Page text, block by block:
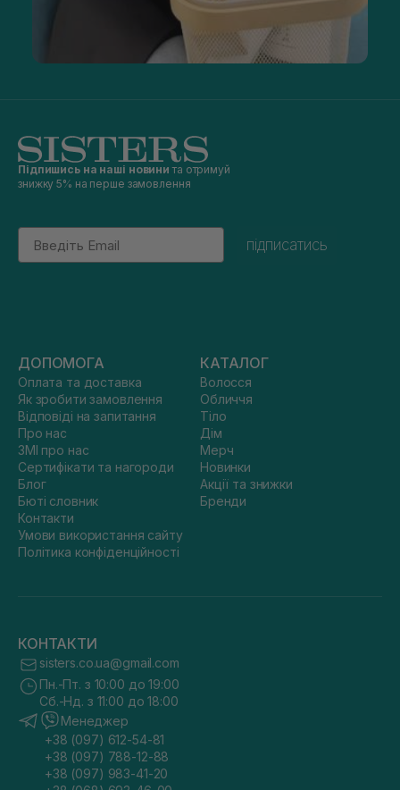
Підпишись на наші новини та отримуй
знижку 5% на перше замовлення
Email
підписатись
ДОПОМОГА
Оплата та доставка
Як зробити замовлення
Відповіді на запитання
Про нас
ЗМІ про нас
Сертифікати та нагороди
Блог
Бюті словник
Контакти
Умови використання сайту
Політика конфіденційності
КАТАЛОГ
Волосся
Обличчя
Тіло
Дім
Мерч
Новинки
Акції та знижки
Бренди
КОНТАКТИ
sisters.co.ua@gmail.com
Пн.-Пт. з 10:00 до 19:00
Сб.-Нд. з 11:00 до 18:00
Менеджер
+38 (097) 612-54-81
+38 (097) 788-12-88
+38 (097) 983-41-20